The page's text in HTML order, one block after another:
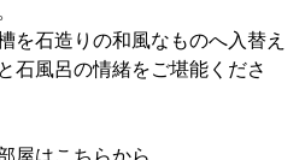
を石造りの和風なものへ入替え
石風呂の情緒をご堪能くださ
屋はこちらから